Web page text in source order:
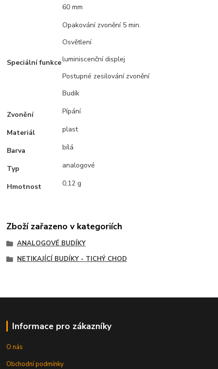
60 mm
Speciální funkce
Opakování zvonění 5 min.
Osvětlení
luminiscenční displej
Postupné zesilování zvonění
Budík
Zvonění Pípání
Materiál plast
Barva bílá
Typ analogové
Hmotnost 0,12 g
Zboží zařazeno v kategoriích
ANALOGOVÉ BUDÍKY
NETIKAJÍCÍ BUDÍKY - TICHÝ CHOD
Informace pro zákazníky
O nás
Obchodní podmínky